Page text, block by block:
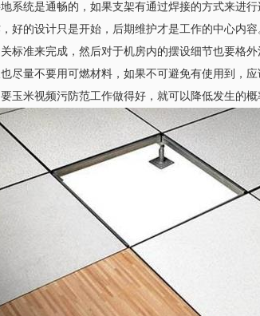
是通畅的，如果支架有通过焊接的方式来进行连
的设计只是开始，后期维护才是工作的中心内容
准来完成，然后对于机房内的摆设细节也要格外
量不要用可燃材料，如果不可避免有使用到，
米视频污防范工作做得好，就可以降低发生的概率